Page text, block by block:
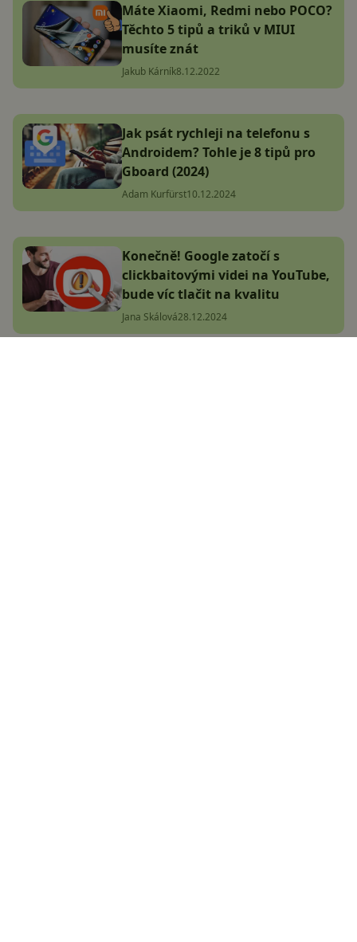
Máte Xiaomi, Redmi nebo POCO?
Těchto 5 tipů a triků v MIUI
musíte znát
Jakub Kárník8.12.2022
Jak psát rychleji na telefonu s
Androidem? Tohle je 8 tipů pro
Gboard (2024)
Adam Kurfürst10.12.2024
Konečně! Google zatočí s
clickbaitovými videi na YouTube,
bude víc tlačit na kvalitu
Jana Skálová28.12.2024